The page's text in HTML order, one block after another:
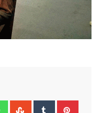
WhatsappStumbleUpon
Tumblr